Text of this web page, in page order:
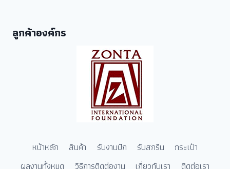
ลูกค้าองค์กร
หน้าหลัก สินค้า รับงานปัก รับสกรีน
กระเป๋า
ผลงานทั้งหมด
วิธีการติดต่องาน เกี่ยวกับเรา ติดต่อเรา